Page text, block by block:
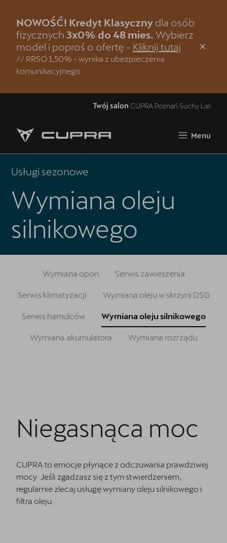
NOWOŚĆ! Kredyt Klasyczny dla osób
fizycznych 3x0% do 48 mies. Wybierz
model i poproś o ofertę - Kliknij tutaj
// RRSO 1,50% - wynika z ubezpieczenia
komunikacyjnego.
Twój salon CUPRA Poznań Suchy Las
Menu
Zamknij
Strona główna
Modele CUPRA
Jazda próbna CUPRĄ
Oferta i aktualności
Serwis
Oryginalne części zamienne
O nas | POL-CAR
Wirtualny spacer po CUPRA Studio
Kontakt
Usługi sezonowe
Wymiana oleju
silnikowego
Wymiana opon Serwis zawieszenia
Serwis klimatyzacji Wymiana oleju w skrzyni DSG
Serwis hamulców Wymiana oleju silnikowego
Wymiana akumulatora Wymiana rozrządu
Niegasnąca moc
CUPRA to emocje płynące z odczuwania prawdziwej
mocy. Jeśli zgadzasz się z tym stwierdzeniem,
regularnie zlecaj usługę wymiany oleju silnikowego i
filtra oleju.